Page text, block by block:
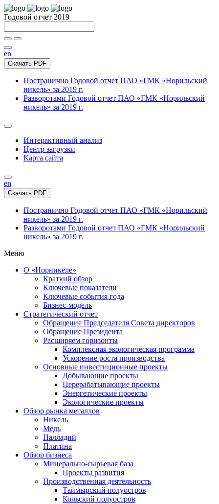
Годовой отчет 2019
en
Скачать PDF
Постранично Годовой отчет ПАО «ГМК «Норильский
никель» за 2019 г.
Разворотами Годовой отчет ПАО «ГМК «Норильский
никель» за 2019 г.
Интерактивный анализ
Центр загрузки
Карта сайта
en
Скачать PDF
Постранично Годовой отчет ПАО «ГМК «Норильский
никель» за 2019 г.
Разворотами Годовой отчет ПАО «ГМК «Норильский
никель» за 2019 г.
Меню
О «Норникеле»
Краткий обзор
Ключевые показатели
Ключевые события года
Бизнес-модель
Стратегический отчет
Обращение Председателя Совета директоров
Обращение Президента
Расширяем горизонты
Комплексная экологическая программа
Ускорение роста производства
Основные инвестиционные проекты
Добывающие проекты
Перерабатывающие проекты
Энергетические проекты
Экологические проекты
Обзор рынка металлов
Никель
Медь
Палладий
Платина
Обзор бизнеса
Минерально-сырьевая база
Проекты развития
Производственная деятельность
Таймырский полуостров
Кольский полуостров